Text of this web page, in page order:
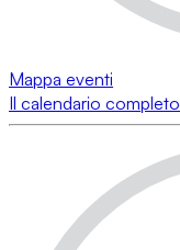
Mappa eventi
Il calendario completo